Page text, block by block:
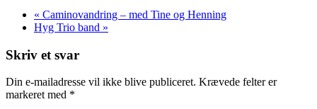
« Caminovandring – med Tine og Henning
Hyg Trio band »
Skriv et svar
Din e-mailadresse vil ikke blive publiceret. Krævede felter er
markeret med *